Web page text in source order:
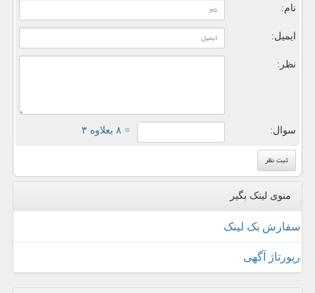
نام:
ایمیل:
نظر:
سوال: = ۸ بعلاوه ۳
منوی لینک بگیر
سفارش بک لینک
رپورتاژ آگهی